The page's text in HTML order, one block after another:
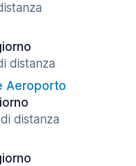
distanza
Aeroporto
distanza